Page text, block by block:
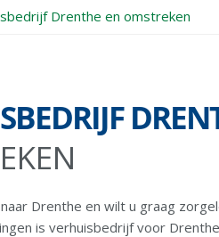
Drenthe en omstreken
Drenthe en wilt u graag
is verhuisbedrijf voor